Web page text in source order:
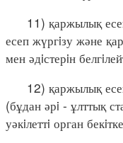
11) қаржылық
есеп жүргiзу және
мен әдiстерiн
12) қаржылық
(бұдан әрi - ұлттық
уәкiлеттi орган